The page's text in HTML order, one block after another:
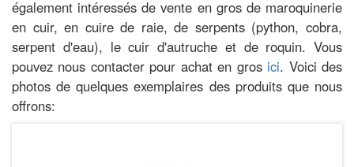
également intéressés de vente en gros de maroquinerie
en cuir, en cuire de raie, de serpents (python, cobra,
serpent d'eau), le cuir d'autruche et de roquin. Vous
pouvez nous contacter pour achat en gros ici. Voici des
photos de quelques exemplaires des produits que nous
offrons: